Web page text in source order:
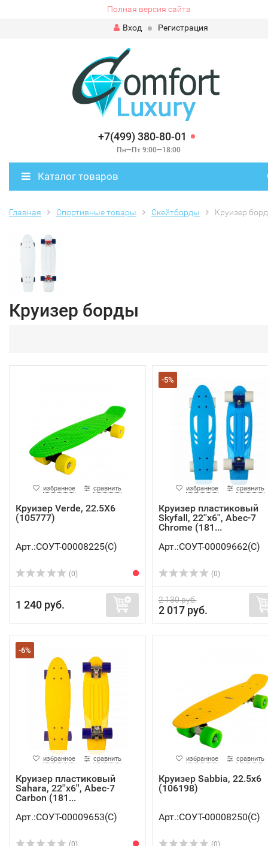
Полная версия сайта
Вход
Регистрация
+7(499) 380-80-01
Пн—Пт 9:00—18:00
Каталог товаров
Главная Спортивные товары Скейтборды Круизер
Круизер борды
избранное сравнить
Круизер Verde, 22.5X6
(105777)
Арт.:СОУТ-00008225(C)
(0)
1 240 руб.
-5%
избранное сравнить
Круизер пластиковый
Skyfall, 22''x6'', Abec-7
Chrome (181...
Арт.:СОУТ-00009662(C)
(0)
2 130 руб.
2 017 руб.
-6%
избранное сравнить
Круизер пластиковый
Sahara, 22''x6'', Abec-7
Carbon (181...
Арт.:СОУТ-00009653(C)
(0)
избранное сравнить
Круизер Sabbia, 22.5x6
(106198)
Арт.:СОУТ-00008250(C)
(0)